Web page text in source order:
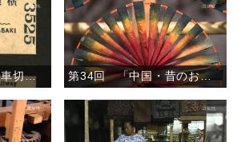
第35回 「鉄道の乗車切符」 第34回 「中国・昔のおもちゃ―風車―」